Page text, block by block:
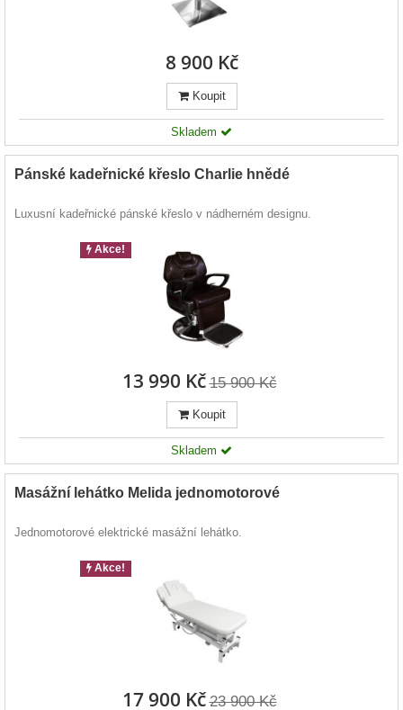
8 900 Kč
Koupit
Skladem
Pánské kadeřnické křeslo Charlie hnědé
Luxusní kadeřnické pánské křeslo v nádherném designu.
Akce!
13 990 Kč 15 900 Kč
Koupit
Skladem
Masážní lehátko Melida jednomotorové
Jednomotorové elektrické masážní lehátko.
Akce!
17 900 Kč 23 900 Kč